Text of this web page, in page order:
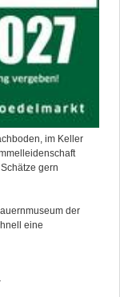
im Keller
gern
der
eine